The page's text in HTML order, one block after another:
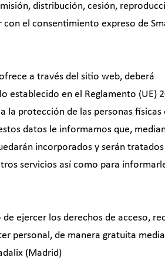
distribución, cesión,
el consentimiento expreso de
a través del sitio web, deberá
establecido en el Reglamento (UE)
la protección de las personas físicas
datos le informamos que,
incorporados y serán
servicios así como para
ejercer los derechos de acceso,
personal, de manera gratuita
(Madrid)